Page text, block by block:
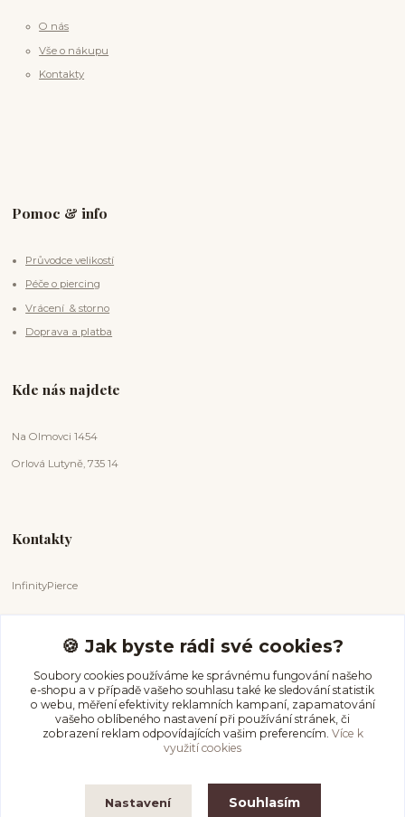
O nás
Vše o nákupu
Kontakty
Pomoc & info
Průvodce velikostí
Péče o piercing
Vrácení & storno
Doprava a platba
Kde nás najdete
Na Olmovci 1454
Orlová Lutyně, 735 14
Kontakty
InfinityPierce
+420 731 681 038
(Po-Ne, 9-18 hod.)
info@infinitypierce.cz
🍪 Jak byste rádi své cookies?
Soubory cookies používáme ke správnému fungování našeho
e-shopu a v případě vašeho souhlasu také ke sledování statistik
o webu, měření efektivity reklamních kampaní, zapamatování
vašeho oblíbeného nastavení při používání stránek, či
zobrazení reklam odpovídajících vašim preferencím. Více k
využití cookies
Nastavení Souhlasím